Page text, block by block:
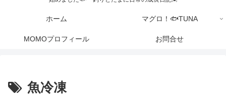
ホーム マグロ！🐟TUNA
MOMOプロフィール お問合せ
魚冷凍